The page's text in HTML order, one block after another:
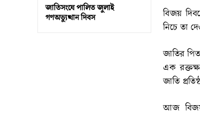
জাতিসংঘে পালিত জুলাই
গণঅভ্যুত্থান দিবস
বিজয়
নিচে তা
জাতির
এক
জাতি
আজ বিজয়